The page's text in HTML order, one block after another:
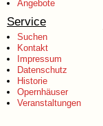
Angebote
Service
Suchen
Kontakt
Impressum
Datenschutz
Historie
Opernhäuser
Veranstaltungen